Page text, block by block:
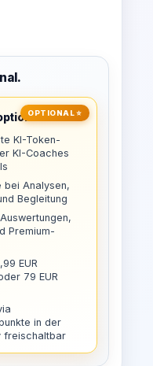
OPTIONAL ⭐
KI-Token-
KI-Coaches
bei Analysen,
Begleitung
Premium-
EUR
79 EUR
in der
freischaltbar